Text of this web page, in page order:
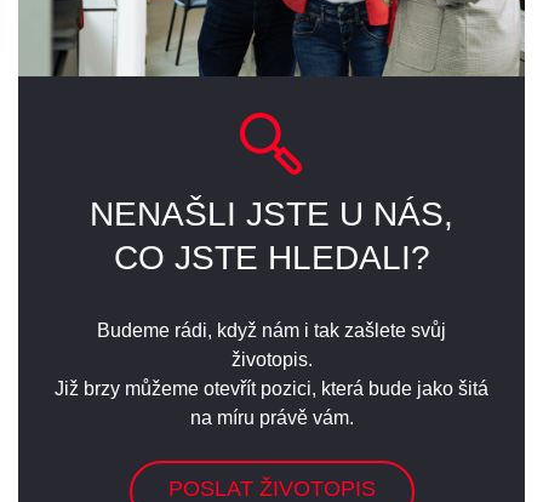
NENAŠLI JSTE U NÁS,
CO JSTE HLEDALI?
Budeme rádi, když nám i tak zašlete svůj
životopis.
Již brzy můžeme otevřít pozici, která bude jako šitá
na míru právě vám.
POSLAT ŽIVOTOPIS